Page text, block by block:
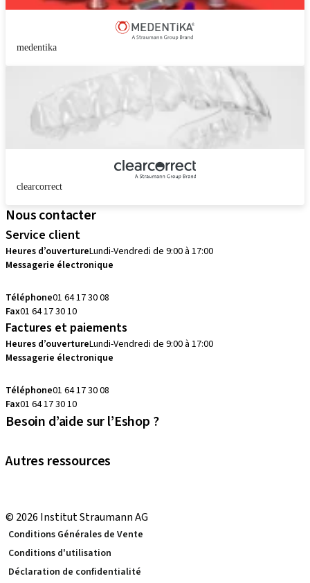
medentika
clearcorrect
Nous contacter
Service client
Heures d’ouvertureLundi-Vendredi de 9:00 à 17:00
Messagerie électronique
Téléphone01 64 17 30 08
Fax01 64 17 30 10
Factures et paiements
Heures d’ouvertureLundi-Vendredi de 9:00 à 17:00
Messagerie électronique
Téléphone01 64 17 30 08
Fax01 64 17 30 10
Besoin d’aide sur l’Eshop ?
Autres ressources
© 2026 Institut Straumann AG
Conditions Générales de Vente
Conditions d'utilisation
Déclaration de confidentialité